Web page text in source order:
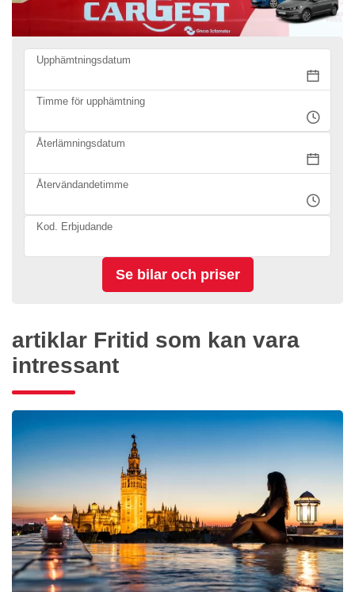
Upphämtningsdatum
Timme för upphämtning
Återlämningsdatum
Återvändandetimme
Kod. Erbjudande
artiklar Fritid som kan vara
intressant